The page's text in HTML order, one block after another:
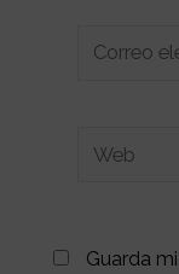
Correo
Web
Guarda